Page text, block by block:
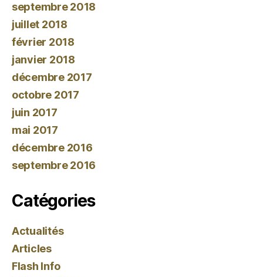
septembre 2018
juillet 2018
février 2018
janvier 2018
décembre 2017
octobre 2017
juin 2017
mai 2017
décembre 2016
septembre 2016
Catégories
Actualités
Articles
Flash Info